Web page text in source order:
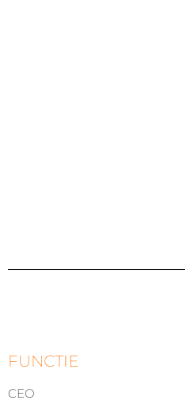
FUNCTIE
CEO